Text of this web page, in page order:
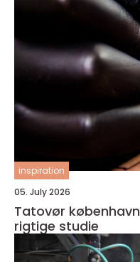
inspiration
05. July 2026
Tatovør københavn sådan finder du det
rigtige studie